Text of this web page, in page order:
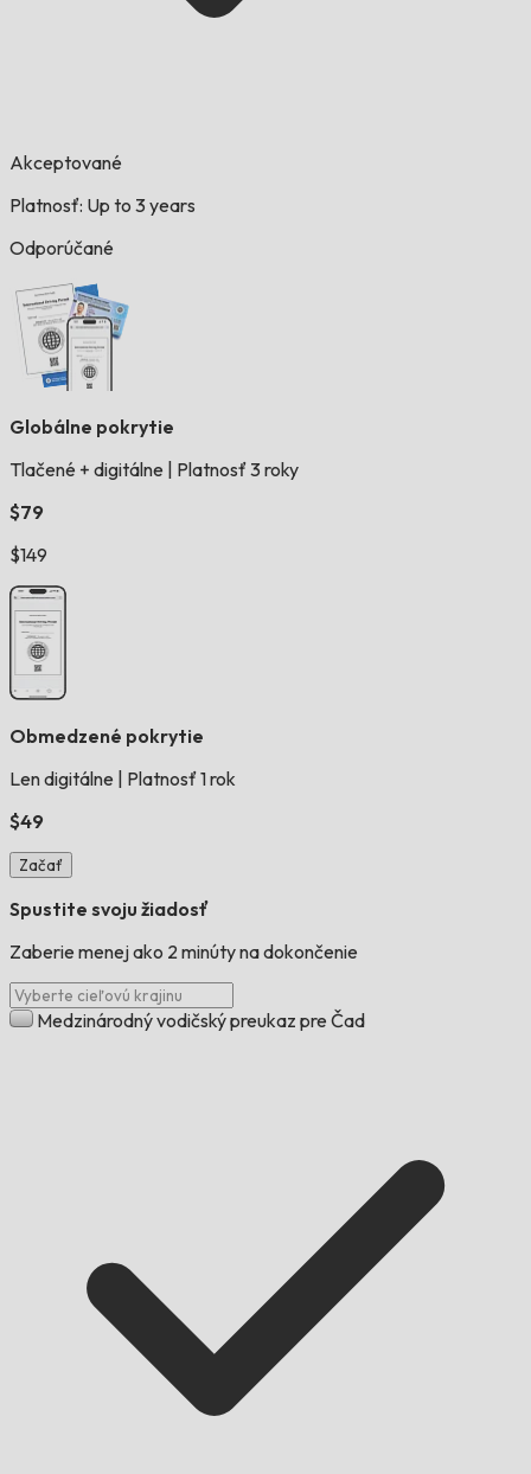
Akceptované
Platnosť: Up to 3 years
Odporúčané
Globálne pokrytie
Tlačené + digitálne
Platnosť 3 roky
$79
$149
Obmedzené pokrytie
Len digitálne
Platnosť 1 rok
$49
Začať
Spustite svoju žiadosť
Zaberie menej ako 2 minúty na dokončenie
Medzinárodný vodičský preukaz pre Čad